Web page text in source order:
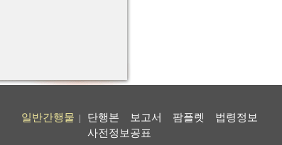
일반간행물 단행본 보고서 팜플렛
법령정보
사전정보공표